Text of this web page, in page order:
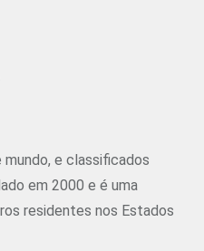
mundo, e classificados
em 2000 e é uma
residentes nos Estados